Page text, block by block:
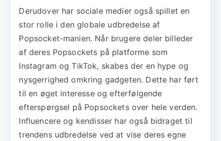
Derudover har sociale medier også spillet en
stor rolle i den globale udbredelse af
Popsocket-manien. Når brugere deler billeder
af deres Popsockets på platforme som
Instagram og TikTok, skabes der en hype og
nysgerrighed omkring gadgeten. Dette har ført
til en øget interesse og efterfølgende
efterspørgsel på Popsockets over hele verden.
Influencere og kendisser har også bidraget til
trendens udbredelse ved at vise deres egne